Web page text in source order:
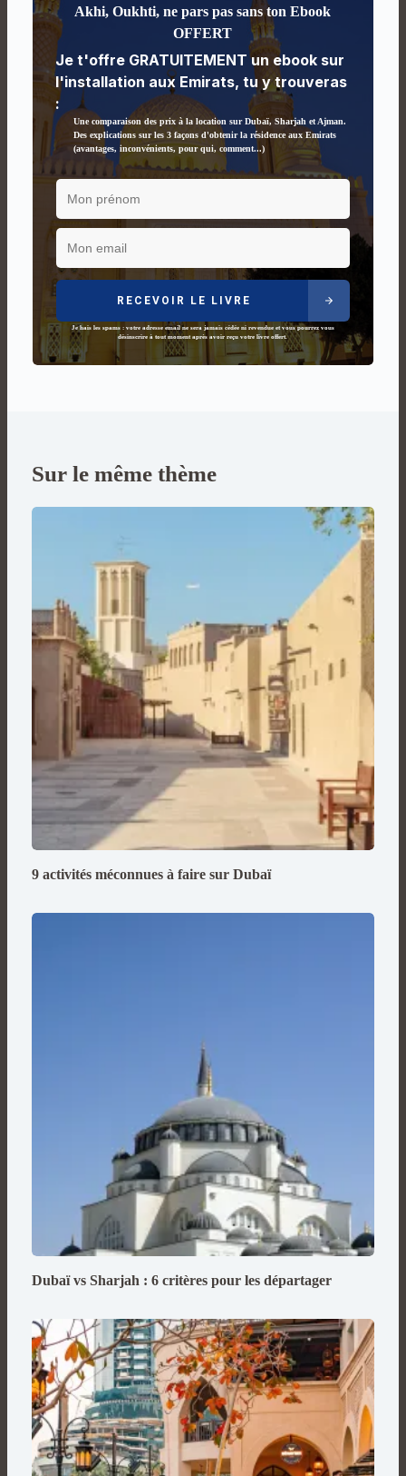
Akhi, Oukhti, ne pars pas sans ton Ebook
OFFERT
Je t'offre GRATUITEMENT un ebook sur
l'installation aux Emirats, tu y trouveras
:
Une comparaison des prix à la location sur Dubaï, Sharjah et Ajman.
Des explications sur les 3 façons d'obtenir la résidence aux Emirats
(avantages, inconvénients, pour qui, comment...)
RECEVOIR LE LIVRE
Je hais les spams : votre adresse email ne sera jamais cédée ni revendue et vous pourrez vous
désinscrire à tout moment après avoir reçu votre livre offert.
Sur le même thème
9 activités méconnues à faire sur Dubaï
Dubaï vs Sharjah : 6 critères pour les départager